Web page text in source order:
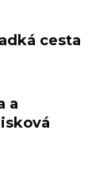
cesta
a